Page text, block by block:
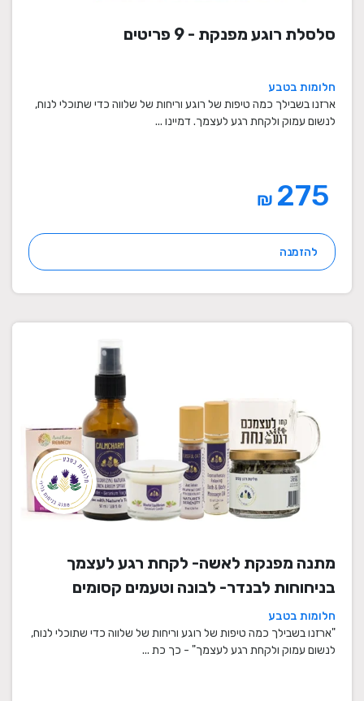
סלסלת רוגע מפנקת - 9 פריטים
חלומות בטבע
ארזנו בשבילך כמה טיפות של רוגע וריחות של שלווה כדי שתוכלי לנוח,
לנשום עמוק ולקחת רגע לעצמך. דמיינו ...
₪
להזמנה
מתנה מפנקת לאשה- לקחת רגע לעצמך
בניחוחות לבנדר- לבונה וטעמים קסומים
חלומות בטבע
"ארזנו בשבילך כמה טיפות של רוגע וריחות של שלווה כדי שתוכלי לנוח,
לנשום עמוק ולקחת רגע לעצמך" - כך כת ...